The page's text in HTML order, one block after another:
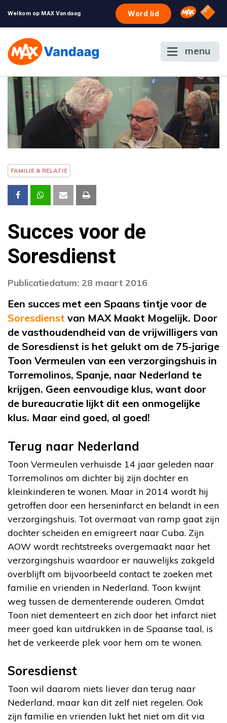
Welkom op MAX Vandaag Word lid Omroep
NPO
menu
FAMILIE & RELATIE
Succes voor de
Soresdienst
Publicatiedatum: 28 maart 2016
Een succes met een Spaans tintje voor de
Soresdienst van MAX Maakt Mogelijk. Door
de vasthoudendheid van de vrijwilligers van
de Soresdienst is het gelukt om de 75-jarige
Toon Vermeulen van een verzorgingshuis in
Torremolinos, Spanje, naar Nederland te
krijgen. Geen eenvoudige klus, want door
de bureaucratie lijkt dit een onmogelijke
klus. Maar eind goed, al goed!
Terug naar Nederland
Toon Vermeulen verhuisde 14 jaar geleden naar
Torremolinos om dichter bij zijn dochter en
kleinkinderen te wonen. Maar in 2014 wordt hij
getroffen door een herseninfarct en belandt in een
verzorgingshuis. Tot overmaat van ramp gaat zijn
dochter scheiden en emigreert naar Cuba. Zijn
AOW wordt rechtstreeks overgemaakt naar het
verzorgingshuis waardoor er nauwelijks zakgeld
overblijft om bijvoorbeeld contact te zoeken met
familie en vrienden in Nederland. Toon kwijnt
weg tussen de dementerende ouderen. Omdat
Toon niet dementeert en zich door het infarct niet
meer goed kan uitdrukken in de Spaanse taal, is
het de verkeerde plek voor hem om te wonen.
Soresdienst
Toon wil daarom niets liever dan terug naar
Nederland, maar kan dit zelf niet regelen. Ook
zijn familie en vrienden lukt het niet om dit via